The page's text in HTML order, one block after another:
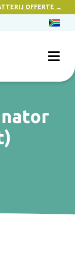
OFFERTE →